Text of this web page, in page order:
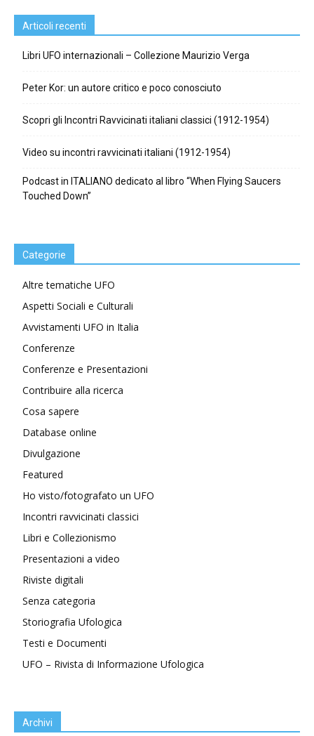
Articoli recenti
Libri UFO internazionali – Collezione Maurizio Verga
Peter Kor: un autore critico e poco conosciuto
Scopri gli Incontri Ravvicinati italiani classici (1912-1954)
Video su incontri ravvicinati italiani (1912-1954)
Podcast in ITALIANO dedicato al libro “When Flying Saucers
Touched Down”
Categorie
Altre tematiche UFO
Aspetti Sociali e Culturali
Avvistamenti UFO in Italia
Conferenze
Conferenze e Presentazioni
Contribuire alla ricerca
Cosa sapere
Database online
Divulgazione
Featured
Ho visto/fotografato un UFO
Incontri ravvicinati classici
Libri e Collezionismo
Presentazioni a video
Riviste digitali
Senza categoria
Storiografia Ufologica
Testi e Documenti
UFO – Rivista di Informazione Ufologica
Archivi